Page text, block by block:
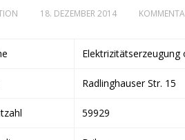
18. DEZEMBER 2014
Elektrizitätserzeugung
Radlinghauser Str. 15
59929